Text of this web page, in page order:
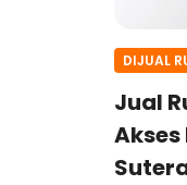
DIJUAL
Jual
Akses